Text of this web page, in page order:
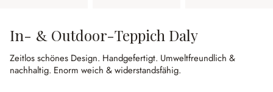
In- & Outdoor-Teppich Daly
Zeitlos schönes Design. Handgefertigt. Umweltfreundlich &
nachhaltig. Enorm weich & widerstandsfähig.